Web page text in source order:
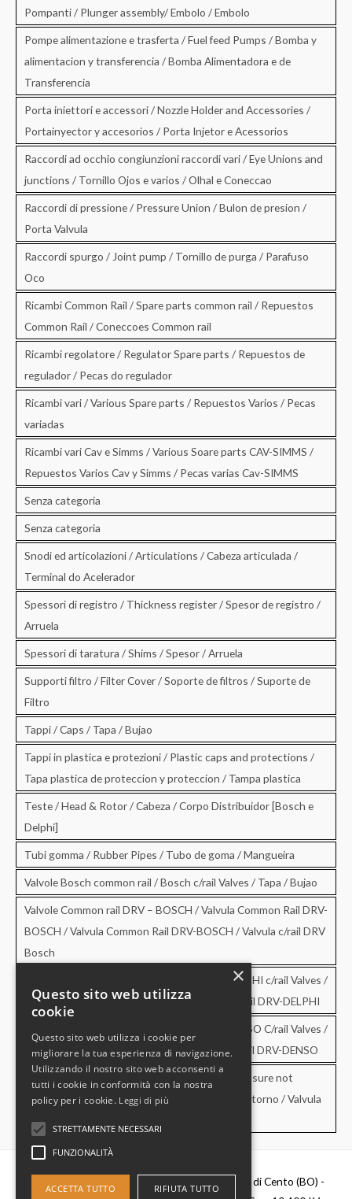
Pompanti / Plunger assembly/ Embolo / Embolo
Pompe alimentazione e trasferta / Fuel feed Pumps / Bomba y
alimentacion y transferencia / Bomba Alimentadora e de
Transferencia
Porta iniettori e accessori / Nozzle Holder and Accessories /
Portainyector y accesorios / Porta Injetor e Acessorios
Raccordi ad occhio congiunzioni raccordi vari / Eye Unions and
junctions / Tornillo Ojos e varios / Olhal e Coneccao
Raccordi di pressione / Pressure Union / Bulon de presion /
Porta Valvula
Raccordi spurgo / Joint pump / Tornillo de purga / Parafuso
Oco
Ricambi Common Rail / Spare parts common rail / Repuestos
Common Rail / Coneccoes Common rail
Ricambi regolatore / Regulator Spare parts / Repuestos de
regulador / Pecas do regulador
Ricambi vari / Various Spare parts / Repuestos Varios / Pecas
variadas
Ricambi vari Cav e Simms / Various Soare parts CAV-SIMMS /
Repuestos Varios Cav y Simms / Pecas varias Cav-SIMMS
Senza categoria
Senza categoria
Snodi ed articolazioni / Articulations / Cabeza articulada /
Terminal do Acelerador
Spessori di registro / Thickness register / Spesor de registro /
Arruela
Spessori di taratura / Shims / Spesor / Arruela
Supporti filtro / Filter Cover / Soporte de filtros / Suporte de
Filtro
Tappi / Caps / Tapa / Bujao
Tappi in plastica e protezioni / Plastic caps and protections /
Tapa plastica de proteccion y proteccion / Tampa plastica
Teste / Head & Rotor / Cabeza / Corpo Distribuidor [Bosch e
Delphi]
Tubi gomma / Rubber Pipes / Tubo de goma / Mangueira
Valvole Bosch common rail / Bosch c/rail Valves / Tapa / Bujao
Valvole Common rail DRV – BOSCH / Valvula Common Rail DRV-
BOSCH / Valvula Common Rail DRV-BOSCH / Valvula c/rail DRV
Bosch
Valvole Common rail DRV – DELPHI / DRV-DELPHI c/rail Valves /
Valvula Common Rail DRV-DELPHI / Valvula c/rail DRV-DELPHI
Valvole Common rail DRV – DENSO / DRV-DENSO C/rail Valves /
Valvula Common Rail DRV-DENSO / Valvula c/rail DRV-DENSO
Valvole di sovrapressione e di non ritorno / Pressure not
retourn Valves / Valvula de sobrepresion y no retorno / Valvula
de pressao e no retorno
Diesel Parts Srl - Via Del Fosso,2 40066 - Pieve di Cento (BO) -
×
Questo sito web utilizza
cookie
Questo sito web utilizza i cookie per
migliorare la tua esperienza di navigazione.
Utilizzando il nostro sito web acconsenti a
tutti i cookie in conformità con la nostra
policy per i cookie. Leggi di più
STRETTAMENTE NECESSARI
FUNZIONALITÀ
ACCETTA TUTTO RIFIUTA TUTTO